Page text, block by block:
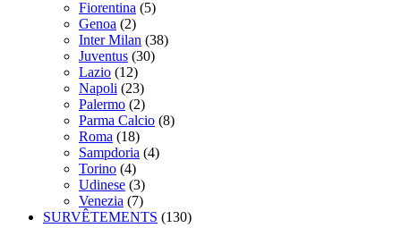
Fiorentina (5)
Genoa (2)
Inter Milan (38)
Juventus (30)
Lazio (12)
Napoli (23)
Palermo (2)
Parma Calcio (8)
Roma (18)
Sampdoria (4)
Torino (4)
Udinese (3)
Venezia (7)
SURVÊTEMENTS (130)